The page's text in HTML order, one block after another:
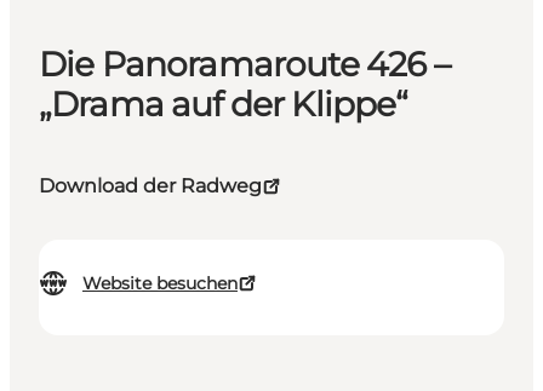
Die Panoramaroute 426 –
„Drama auf der Klippe“
Download der Radweg
Website besuchen